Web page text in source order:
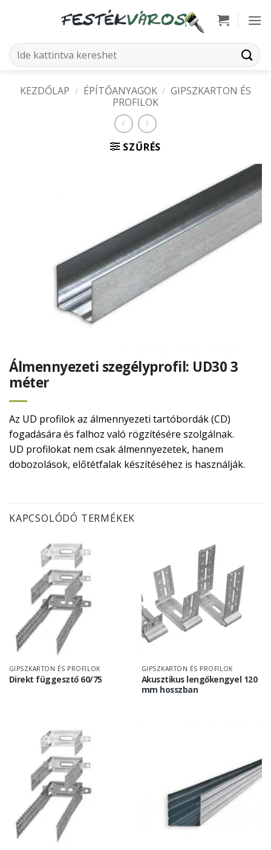
Keresés
a
KEZDŐLAP / ÉPÍTŐANYAGOK / GIPSZKARTON ÉS
PROFILOK
SZŰRÉS
Álmennyezeti szegélyprofil: UD30 3
méter
Az UD profilok az álmennyezeti tartóbordák (CD)
fogadására és falhoz való rögzítésére szolgálnak.
UD profilokat nem csak álmennyezetek, hanem
dobozolások, előtétfalak készítéséhez is használják.
KAPCSOLÓDÓ TERMÉKEK
GIPSZKARTON ÉS PROFILOK
Direkt függesztő 60/75
GIPSZKARTON ÉS PROFILOK
Akusztikus lengőkengyel 120
mm hosszban